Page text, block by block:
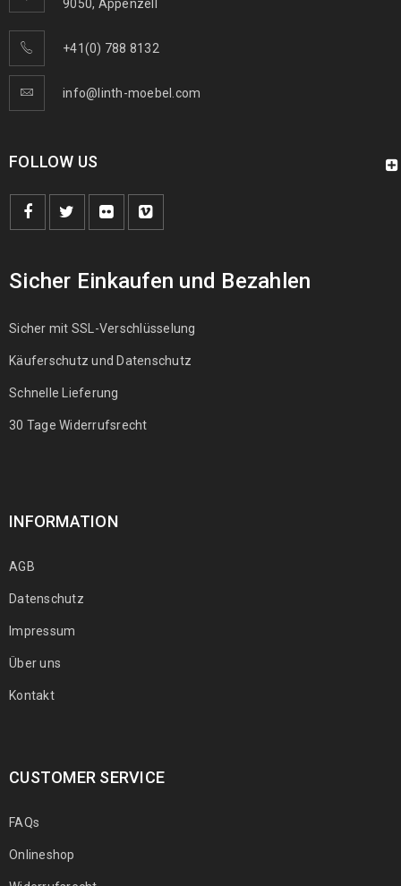
9050, Appenzell
+41(0) 788 8132
info@linth-moebel.com
FOLLOW US
Sicher Einkaufen und Bezahlen
Sicher mit SSL-Verschlüsselung
Käuferschutz und Datenschutz
Schnelle Lieferung
30 Tage Widerrufsrecht
INFORMATION
AGB
Datenschutz
Impressum
Über uns
Kontakt
CUSTOMER SERVICE
FAQs
Onlineshop